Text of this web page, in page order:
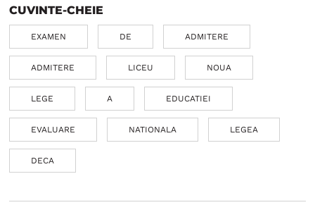
CUVINTE-CHEIE
EXAMEN DE ADMITERE
ADMITERE LICEU NOUA
LEGE A EDUCATIEI
EVALUARE NATIONALA LEGEA
DECA